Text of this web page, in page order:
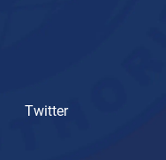
Twitter